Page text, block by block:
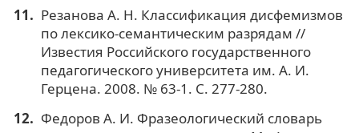
Резанова А. Н. Классификация дисфемизмов
по лексико-семантическим разрядам //
Известия Российского государственного
педагогического университета им. А. И.
Герцена. 2008. № 63-1. С. 277-280.
Федоров А. И. Фразеологический словарь